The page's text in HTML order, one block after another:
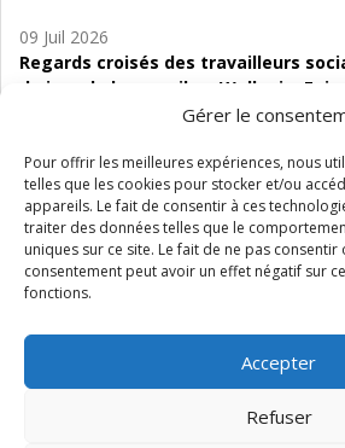
Gérer le
Pour offrir les meilleures expériences, nous
telles que les cookies pour stocker et/ou
appareils. Le fait de consentir à ces
traiter des données telles que le
uniques sur ce site. Le fait de ne pas
consentement peut avoir un effet négatif sur
fonctions.
Accepter
Refuser
09 Juil 2026
Regards croisés des travailleurs
de jour de bas seuil en Wallonie.
06 Juil 2026
Étude d’évaluabilité des Structures
d’accompagnement à l’autocréation
01 Juil 2026
Pénurie du personnel infirmier :quels
Wallonie ?